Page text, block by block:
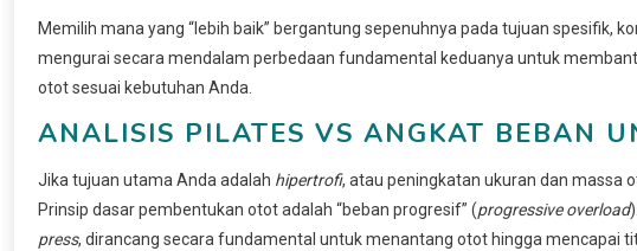
Memilih mana yang “lebih baik” bergantung sepenuhnya pada tujuan spesifik,
mengurai secara mendalam perbedaan fundamental keduanya untuk
otot sesuai kebutuhan Anda.
ANALISIS PILATES VS ANGKAT BEBAN
Jika tujuan utama Anda adalah hipertrofi, atau peningkatan ukuran dan massa
Prinsip dasar pembentukan otot adalah “beban progresif” (progressive overload
press, dirancang secara fundamental untuk menantang otot hingga mencapai